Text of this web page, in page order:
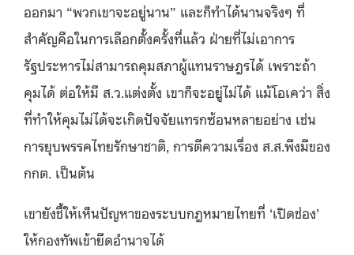
ออกมา “พวกเขาจะอยู่นาน” และก็ทำได้นานจริงๆ ที่
สำคัญคือในการเลือกตั้งครั้งที่แล้ว ฝ่ายที่ไม่เอาการ
รัฐประหารไม่สามารถคุมสภาผู้แทนราษฎรได้ เพราะถ้า
คุมได้ ต่อให้มี ส.ว.แต่งตั้ง เขาก็จะอยู่ไม่ได้ แม้โอเคว่า สิ่ง
ที่ทำให้คุมไม่ได้จะเกิดปัจจัยแทรกซ้อนหลายอย่าง เช่น
การยุบพรรคไทยรักษาชาติ, การตีความเรื่อง ส.ส.พึงมีของ
กกต. เป็นต้น
เขายังชี้ให้เห็นปัญหาของระบบกฎหมายไทยที่ ‘เปิดช่อง’
ให้กองทัพเข้ายึดอำนาจได้